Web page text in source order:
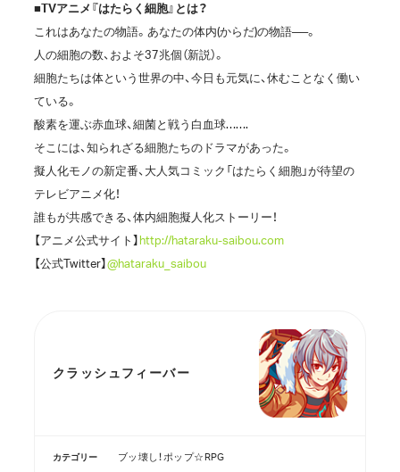
■TVアニメ『はたらく細胞』とは？
これはあなたの物語。あなたの体内(からだ)の物語──。
人の細胞の数、およそ37兆個（新説）。
細胞たちは体という世界の中、今日も元気に、休むことなく働い
ている。
酸素を運ぶ赤血球、細菌と戦う白血球…….
そこには、知られざる細胞たちのドラマがあった。
擬人化モノの新定番、大人気コミック「はたらく細胞」が待望の
テレビアニメ化！
誰もが共感できる、体内細胞擬人化ストーリー！
【アニメ公式サイト】http://hataraku-saibou.com
【公式Twitter】@hataraku_saibou
クラッシュフィーバー
カテゴリー ブッ壊し！ポップ☆RPG